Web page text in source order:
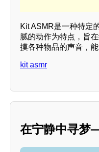
Kit ASMR是一种特定
腻的动作为特点，旨
摸各种物品的声音，
kit asmr
在宁静中寻